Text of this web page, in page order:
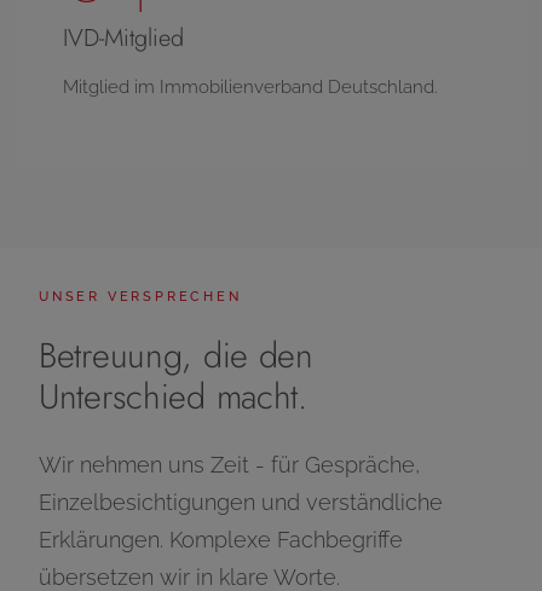
IVD-Mitglied
Mitglied im Immobilienverband Deutschland.
UNSER VERSPRECHEN
Betreuung, die den
Unterschied macht.
Wir nehmen uns Zeit - für Gespräche,
Einzelbesichtigungen und verständliche
Erklärungen. Komplexe Fachbegriffe
übersetzen wir in klare Worte.